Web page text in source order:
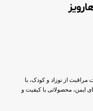
مراقبت از نوزاد و کودک، با
ایمن، محصولاتی با کیفیت و